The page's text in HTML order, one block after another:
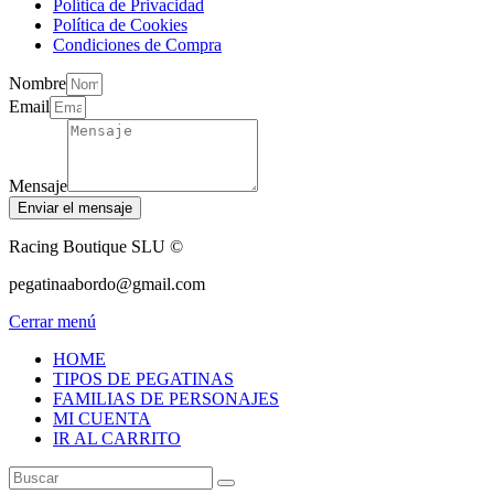
Política de Privacidad
Política de Cookies
Condiciones de Compra
Nombre
Email
Mensaje
Enviar el mensaje
Racing Boutique SLU ©
pegatinaabordo@gmail.com
Cerrar menú
HOME
TIPOS DE PEGATINAS
FAMILIAS DE PERSONAJES
MI CUENTA
IR AL CARRITO